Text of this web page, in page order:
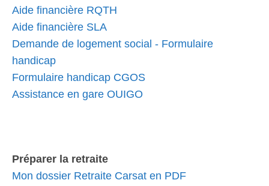
Aide financière RQTH
Aide financière SLA
Demande de logement social - Formulaire
handicap
Formulaire handicap CGOS
Assistance en gare OUIGO
Préparer la retraite
Mon dossier Retraite Carsat en PDF